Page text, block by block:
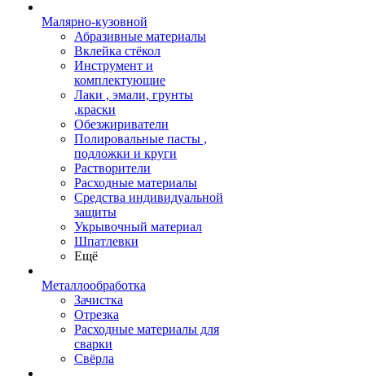
Малярно-кузовной
Абразивные материалы
Вклейка стёкол
Инструмент и
комплектующие
Лаки , эмали, грунты
,краски
Обезжириватели
Полировальные пасты ,
подложки и круги
Растворители
Расходные материалы
Средства индивидуальной
защиты
Укрывочный материал
Шпатлевки
Ещё
Металлообработка
Зачистка
Отрезка
Расходные материалы для
сварки
Свёрла